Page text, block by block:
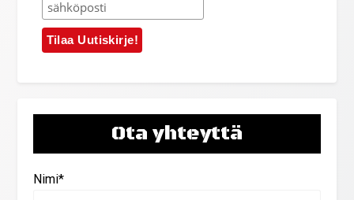
Ota yhteyttä
Nimi*